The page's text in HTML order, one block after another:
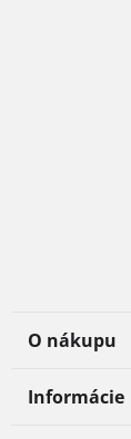
O nákupu
Informácie